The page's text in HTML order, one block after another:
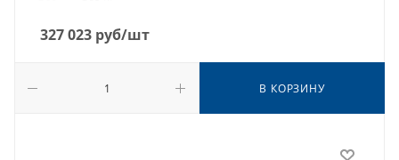
327 023 руб/шт
В КОРЗИНУ